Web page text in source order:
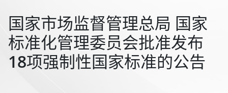
国家市场监督管理总局 国家
标准化管理委员会批准发布
18项强制性国家标准的公告